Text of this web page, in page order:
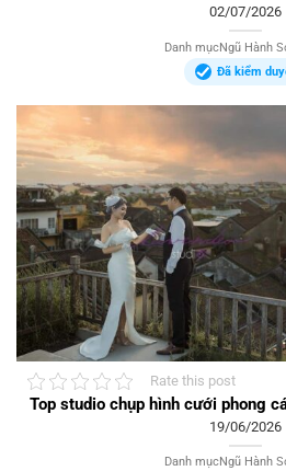
02/07/2026
Danh mụcNgũ Hành
Đã kiểm
Rate this post
Top studio chụp hình cưới phong
19/06/2026
Danh mụcNgũ Hành